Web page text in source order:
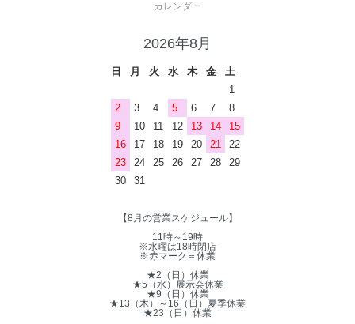
カレンダー
2026年8月
日 月 火 水 木 金
土
1
2
3 4 5 6 7
8
9
10 11 12 13 14
15
16
17 18 19 20 21
22
23
24 25 26 27 28
29
30
31
【8月の営業スケジュール】
11時～19時
※水曜は18時閉店
※赤マーク＝休業
★2（日）休業
★5（水）展示会休業
★9（日）休業
★13（木）～16（日）夏季休業
★23（日）休業